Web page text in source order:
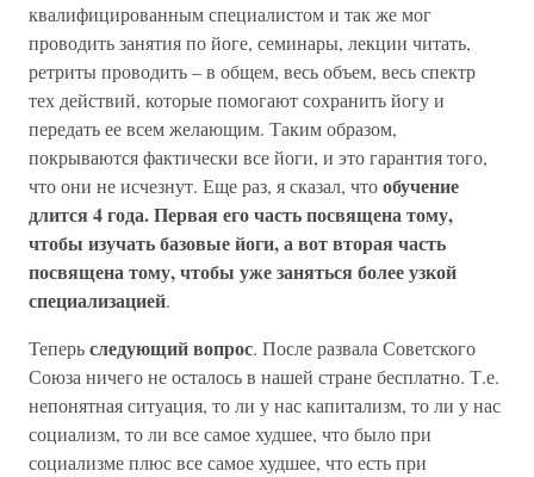
квалифицированным специалистом и так же мог
проводить занятия по йоге, семинары, лекции читать,
ретриты проводить – в общем, весь объем, весь спектр
тех действий, которые помогают сохранить йогу и
передать ее всем желающим. Таким образом,
покрываются фактически все йоги, и это гарантия того,
что они не исчезнут. Еще раз, я сказал, чтообучение
длится 4 года. Первая его часть посвящена тому,
чтобы изучать базовые йоги, а вот вторая часть
посвящена тому, чтобы уже заняться более узкой
специализацией.
Теперьследующий вопрос. После развала Советского
Союза ничего не осталось в нашей стране бесплатно. Т.е.
непонятная ситуация, то ли у нас капитализм, то ли у нас
социализм, то ли все самое худшее, что было при
социализме плюс все самое худшее, что есть при